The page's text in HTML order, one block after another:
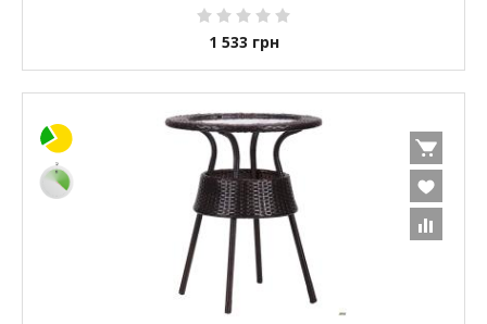
1 533 грн